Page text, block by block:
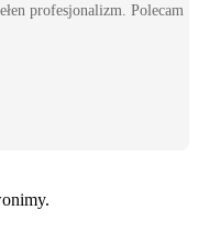
profesjonalizm. Polecam